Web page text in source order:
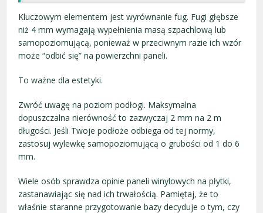
Kluczowym elementem jest wyrównanie fug. Fugi głębsze
niż 4 mm wymagają wypełnienia masą szpachlową lub
samopoziomującą, ponieważ w przeciwnym razie ich wzór
może “odbić się” na powierzchni paneli.
To ważne dla estetyki.
Zwróć uwagę na poziom podłogi. Maksymalna
dopuszczalna nierówność to zazwyczaj 2 mm na 2 m
długości. Jeśli Twoje podłoże odbiega od tej normy,
zastosuj wylewkę samopoziomującą o grubości od 1 do 6
mm.
Wiele osób sprawdza opinie paneli winylowych na płytki,
zastanawiając się nad ich trwałością. Pamiętaj, że to
właśnie staranne przygotowanie bazy decyduje o tym, czy